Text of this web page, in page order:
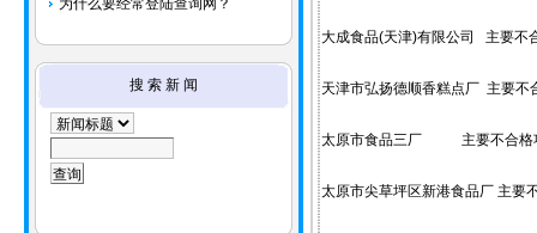
为什么要经常登陆查询网？
搜 索 新 闻
大成食品(天津)有限公司 主要不
天津市弘扬德顺香糕点厂 主要不
太原市食品三厂 主要不合格
太原市尖草坪区新港食品厂 主要